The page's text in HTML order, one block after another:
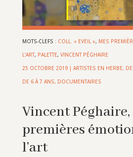
MOTS-CLEFS : COLL. « EVEIL », MES
L’ART, PALETTE, VINCENT PÉGHAIRE
25 OCTOBRE 2019| ARTISTES EN HERBE,
DE 6 À 7 ANS, DOCUMENTAIRES
Vincent Péghaire,
premières
l’art